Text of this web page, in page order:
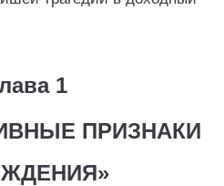
1
ПРИЗНАКИ